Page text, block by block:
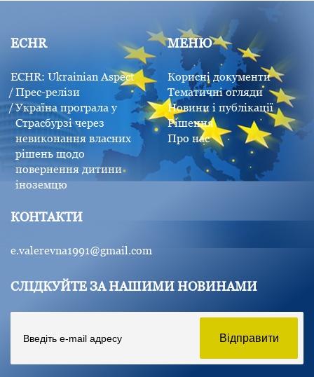
ECHR
ECHR: Ukrainian Aspect
Прес-релізи
Україна програла у
Страсбурзі через
невиконання власних
рішень щодо
повернення дитини
іноземцю
МЕНЮ
Корисні документи
Тематичні огляди
Новини і публікації
Рішення
Про нас
КОНТАКТИ
e.valerevna1991@gmail.com
СЛІДКУЙТЕ ЗА НАШИМИ НОВИНАМИ